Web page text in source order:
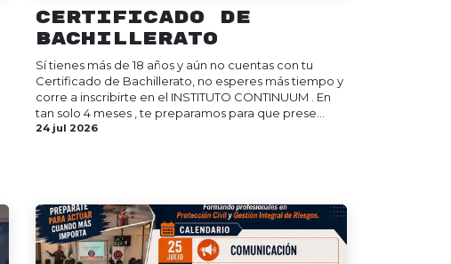
Certificado de
Bachillerato
Sí tienes más de 18 años y aún no cuentas con tu
Certificado de Bachillerato, no esperes más tiempo y
corre a inscribirte en el INSTITUTO CONTINUUM . En
tan solo 4 meses , te preparamos para que prese...
24 jul 2026